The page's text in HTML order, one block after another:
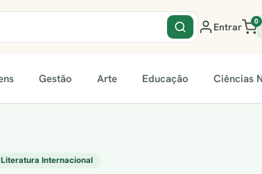
Entrar 0
Gestão Arte Educação Ciências
Literatura Internacional